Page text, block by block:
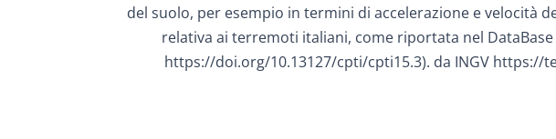
del suolo, per esempio in termini di accelerazione e velocità
relativa ai terremoti italiani, come riportata nel
https://doi.org/10.13127/cpti/cpti15.3). da INGV https://